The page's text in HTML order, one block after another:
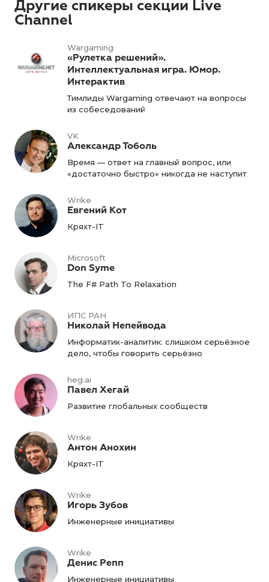
Другие спикеры секции Live
Channel
Wargaming
«Рулетка решений».
Интеллектуальная игра. Юмор.
Интерактив
Тимлиды Wargaming отвечают на вопросы
из собеседований
VK
Александр Тоболь
Время — ответ на главный вопрос, или
«достаточно быстро» никогда не наступит
Wrike
Евгений Кот
Кряхт-IT
Microsoft
Don Syme
The F# Path To Relaxation
ИПС РАН
Николай Непейвода
Информатик-аналитик: слишком серьёзное
дело, чтобы говорить серьёзно
heg.ai
Павел Хегай
Развитие глобальных сообществ
Wrike
Антон Анохин
Кряхт-IT
Wrike
Игорь Зубов
Инженерные инициативы
Wrike
Денис Репп
Инженерные инициативы